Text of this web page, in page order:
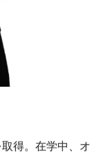
得。在学中、オ